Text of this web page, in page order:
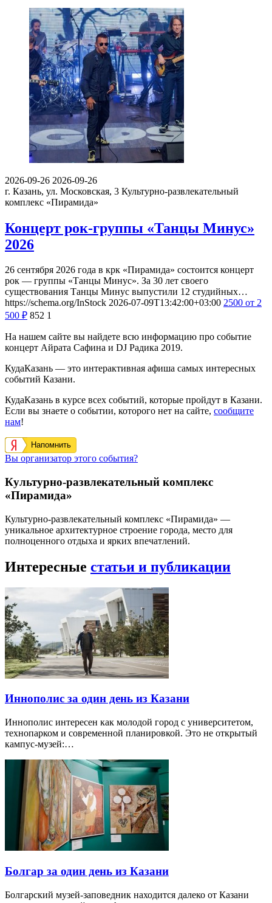
2026-09-26 2026-09-26
г. Казань, ул. Московская, 3 Культурно-развлекательный
комплекс «Пирамида»
Концерт рок-группы «Танцы Минус»
2026
26 сентября 2026 года в крк «Пирамида» состоится концерт
рок — группы «Танцы Минус». За 30 лет своего
существования Танцы Минус выпустили 12 студийных…
https://schema.org/InStock 2026-07-09T13:42:00+03:00 2500 от 2
500 ₽ 852 1
На нашем сайте вы найдете всю информацию про событие
концерт Айрата Сафина и DJ Радика 2019.
КудаКазань — это интерактивная афиша самых интересных
событий Казани.
КудаКазань в курсе всех событий, которые пройдут в Казани.
Если вы знаете о событии, которого нет на сайте, сообщите
нам!
Напомнить
Вы организатор этого события?
Культурно-развлекательный комплекс
«Пирамида»
Культурно-развлекательный комплекс «Пирамида» —
уникальное архитектурное строение города, место для
полноценного отдыха и ярких впечатлений.
Интересные статьи и публикации
Иннополис за один день из Казани
Иннополис интересен как молодой город с университетом,
технопарком и современной планировкой. Это не открытый
кампус-музей:…
Болгар за один день из Казани
Болгарский музей-заповедник находится далеко от Казани